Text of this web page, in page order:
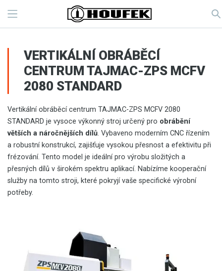
VERTIKÁLNÍ OBRÁBĚCÍ
CENTRUM TAJMAC-ZPS MCFV
2080 STANDARD
Vertikální obráběcí centrum TAJMAC-ZPS MCFV 2080
STANDARD je vysoce výkonný stroj určený pro obrábění
větších a náročnějších dílů. Vybaveno moderním CNC řízením
a robustní konstrukcí, zajišťuje vysokou přesnost a efektivitu při
frézování. Tento model je ideální pro výrobu složitých a
přesných dílů v širokém spektru aplikací. Nabízíme kooperační
služby na tomto stroji, které pokryjí vaše specifické výrobní
potřeby.